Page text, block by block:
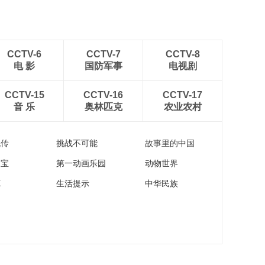
CCTV-6
电 影
CCTV-7
国防军事
CCTV-8
电视剧
CCTV-15
音 乐
CCTV-16
奥林匹克
CCTV-17
农业农村
挑战不可能 故事里的中国
第一动画乐园 动物世界
生活提示 中华民族